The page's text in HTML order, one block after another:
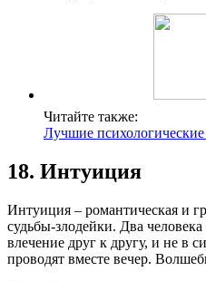
Читайте также:
Лучшие
18. Интуиция
Интуиция – романтическая и
судьбы-злодейки. Два
влечение друг к другу, и не в
проводят вместе вечер.